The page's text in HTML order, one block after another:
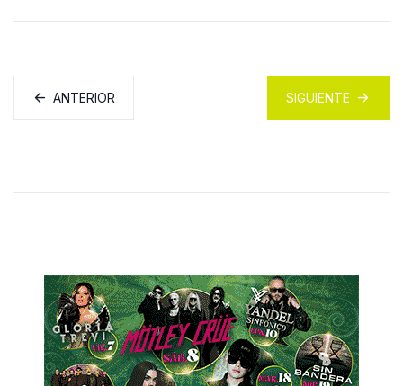
ANTERIOR SIGUIENTE